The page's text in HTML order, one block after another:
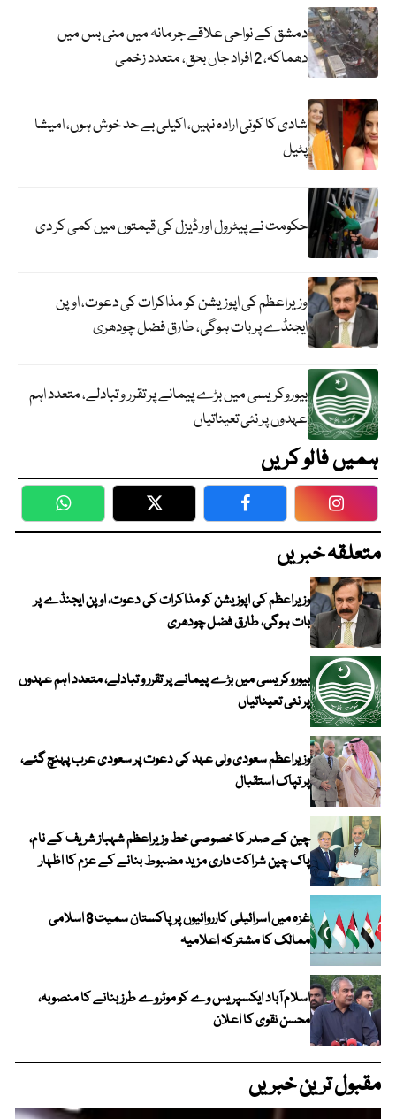
دمشق کے نواحی علاقے جرمانہ میں منی بس میں
دھماکہ، 2 افراد جاں بحق، متعدد زخمی
شادی کا کوئی ارادہ نہیں، اکیلی بے حد خوش ہوں، امیشا
پٹیل
حکومت نے پیٹرول اور ڈیزل کی قیمتوں میں کمی کر دی
وزیراعظم کی اپوزیشن کو مذاکرات کی دعوت، اوپن
ایجنڈے پر بات ہوگی، طارق فضل چودھری
بیوروکریسی میں بڑے پیمانے پر تقرر و تبادلے، متعدد اہم
عہدوں پر نئی تعیناتیاں
ہمیں فالو کریں
WhatsApp Twitter Facebook
متعلقہ خبریں
وزیراعظم کی اپوزیشن کو مذاکرات کی دعوت، اوپن ایجنڈے پر
بات ہوگی، طارق فضل چودھری
بیوروکریسی میں بڑے پیمانے پر تقرر و تبادلے، متعدد اہم عہدوں
پر نئی تعیناتیاں
وزیراعظم سعودی ولی عہد کی دعوت پر سعودی عرب پہنچ گئے،
پر تپاک استقبال
چین کے صدر کا خصوصی خط وزیراعظم شہباز شریف کے نام،
پاک چین شراکت داری مزید مضبوط بنانے کے عزم کا اظہار
غزہ میں اسرائیلی کارروائیوں پر پاکستان سمیت 8 اسلامی
ممالک کا مشترکہ اعلامیہ
اسلام آباد ایکسپریس وے کو موٹروے طرز بنانے کا منصوبہ،
محسن نقوی کا اعلان
مقبول ترین خبریں